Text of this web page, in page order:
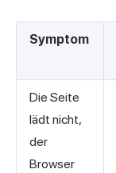
Symptom
Die Seite
lädt nicht,
der
Browser